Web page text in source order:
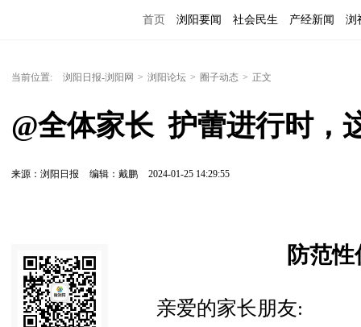
首页 浏阳要闻 社会民生 产经新闻 浏
当前位置: 浏阳日报-浏阳网 > 浏阳论坛 > 圈子动态 > 正文
@全体家长  护蕾进行时，
来源：浏阳日报 编辑：戴鹏 2024-01-25 14:29:55
防范
亲爱的家长朋友: